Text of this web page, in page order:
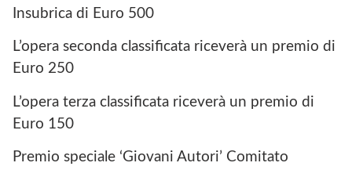
Insubrica di Euro 500
L’opera seconda classificata riceverà un premio di
Euro 250
L’opera terza classificata riceverà un premio di
Euro 150
Premio speciale ‘Giovani Autori’ Comitato